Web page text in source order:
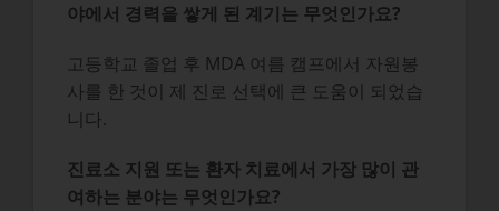
야에서 경력을 쌓게 된 계기는 무엇인가요?
고등학교 졸업 후 MDA 여름 캠프에서 자원봉
사를 한 것이 제 진로 선택에 큰 도움이 되었습
니다.
진료소 지원 또는 환자 치료에서 가장 많이 관
여하는 분야는 무엇인가요?